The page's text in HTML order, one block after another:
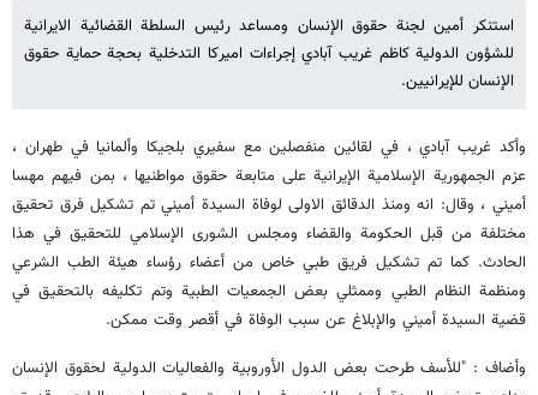
استنكر أمين لجنة حقوق الإنسان ومساعد رئيس السلطة القضائية الايرانية
للشؤون الدولية كاظم غريب آبادي إجراءات اميركا التدخلية بحجة حماية حقوق
الإنسان للإيرانيين.
وأكد غريب آبادي ، في لقائين منفصلين مع سفيري بلجيكا وألمانيا في طهران ،
عزم الجمهورية الإسلامية الإيرانية على متابعة حقوق مواطنيها ، بمن فيهم مهسا
أميني ، وقال: انه ومنذ الدقائق الاولى لوفاة السيدة أميني تم تشكيل فرق تحقيق
مختلفة من قبل الحكومة والقضاء ومجلس الشورى الإسلامي للتحقيق في هذا
الحادث. كما تم تشكيل فريق طبي خاص من أعضاء رؤساء هيئة الطب الشرعي
ومنظمة النظام الطبي وممثلي بعض الجمعيات الطبية وتم تكليفه بالتحقيق في
قضية السيدة أميني والإبلاغ عن سبب الوفاة في أقصر وقت ممكن.
وأضاف : "للأسف طرحت بعض الدول الأوروبية والفعاليات الدولية لحقوق الإنسان